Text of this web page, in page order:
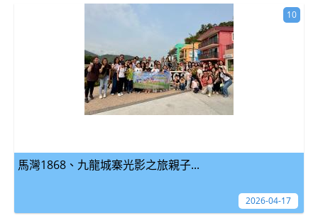
馬灣1868、九龍城寨光影之旅親子...
10
2026-04-17